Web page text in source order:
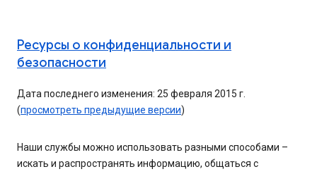
Ресурсы о конфиденциальности и
безопасности
Дата последнего изменения: 25 февраля 2015 г.
(просмотреть предыдущие версии)
Наши службы можно использовать разными способами –
искать и распространять информацию, общаться с